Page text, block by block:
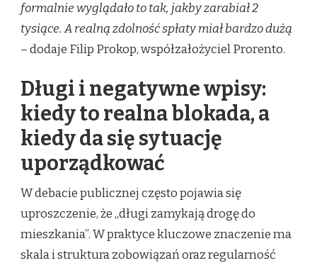
formalnie wyglądało to tak, jakby zarabiał 2
tysiące. A realną zdolność spłaty miał bardzo dużą
– dodaje Filip Prokop, współzałożyciel Prorento.
Długi i negatywne wpisy:
kiedy to realna blokada, a
kiedy da się sytuację
uporządkować
W debacie publicznej często pojawia się
uproszczenie, że „długi zamykają drogę do
mieszkania”. W praktyce kluczowe znaczenie ma
skala i struktura zobowiązań oraz regularność